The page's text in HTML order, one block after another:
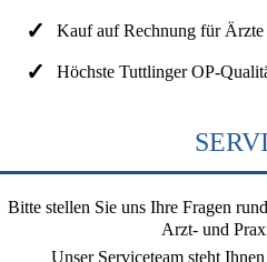
Kauf auf Rechnung für Ärzte
Höchste Tuttlinger OP-
Bitte stellen Sie uns Ihre Fragen
Arzt- und
Unser Serviceteam steht